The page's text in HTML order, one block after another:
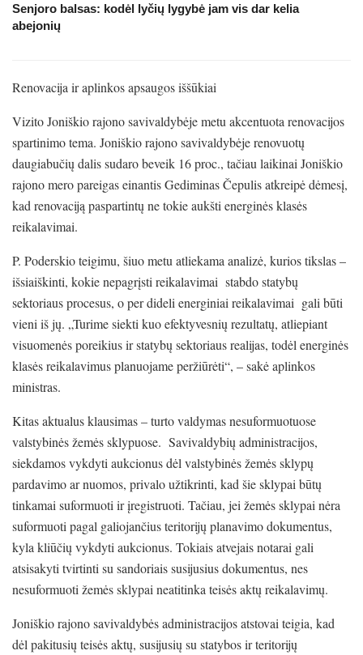
Senjoro balsas: kodėl lyčių lygybė jam vis dar kelia
abejonių
Renovacija ir aplinkos apsaugos iššūkiai
Vizito Joniškio rajono savivaldybėje metu akcentuota renovacijos
spartinimo tema. Joniškio rajono savivaldybėje renovuotų
daugiabučių dalis sudaro beveik 16 proc., tačiau laikinai Joniškio
rajono mero pareigas einantis Gediminas Čepulis atkreipė dėmesį,
kad renovaciją paspartintų ne tokie aukšti energinės klasės
reikalavimai.
P. Poderskio teigimu, šiuo metu atliekama analizė, kurios tikslas –
išsiaiškinti, kokie nepagrįsti reikalavimai stabdo statybų
sektoriaus procesus, o per dideli energiniai reikalavimai gali būti
vieni iš jų. „Turime siekti kuo efektyvesnių rezultatų, atliepiant
visuomenės poreikius ir statybų sektoriaus realijas, todėl energinės
klasės reikalavimus planuojame peržiūrėti“, – sakė aplinkos
ministras.
Kitas aktualus klausimas – turto valdymas nesuformuotuose
valstybinės žemės sklypuose. Savivaldybių administracijos,
siekdamos vykdyti aukcionus dėl valstybinės žemės sklypų
pardavimo ar nuomos, privalo užtikrinti, kad šie sklypai būtų
tinkamai suformuoti ir įregistruoti. Tačiau, jei žemės sklypai nėra
suformuoti pagal galiojančius teritorijų planavimo dokumentus,
kyla kliūčių vykdyti aukcionus. Tokiais atvejais notarai gali
atsisakyti tvirtinti su sandoriais susijusius dokumentus, nes
nesuformuoti žemės sklypai neatitinka teisės aktų reikalavimų.
Joniškio rajono savivaldybės administracijos atstovai teigia, kad
dėl pakitusių teisės aktų, susijusių su statybos ir teritorijų